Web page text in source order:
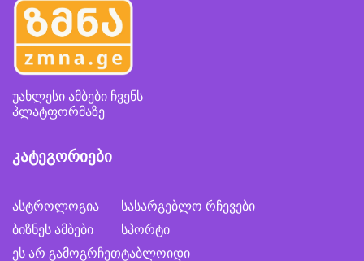
უახლესი ამბები ჩვენს
პლატფორმაზე
კატეგორიები
ასტროლოგია
ბიზნეს ამბები
ეს არ გამოგრჩეთ
სასარგებლო რჩევები
სპორტი
ტაბლოიდი